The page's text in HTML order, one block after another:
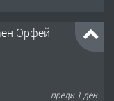
Орфей
преди 1 ден